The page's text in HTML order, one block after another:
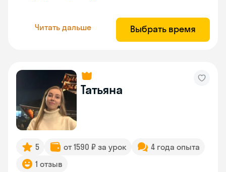
Читать дальше Выбрать время
Татьяна
5 от 1590 ₽ за урок
4 года опыта
1 отзыв